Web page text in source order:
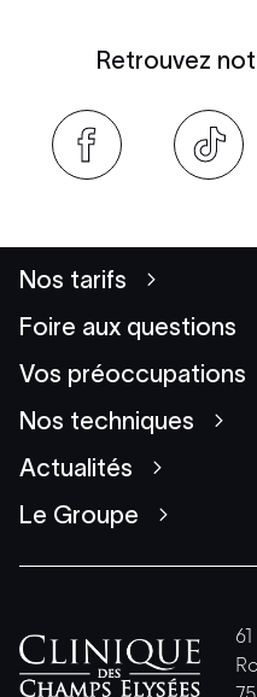
Retrouvez
Nos tarifs
Foire aux questions
Vos préoccupations
Nos techniques
Actualités
Le Groupe